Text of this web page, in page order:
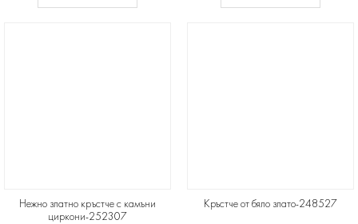
Нежно златно кръстче с камъни
циркони-252307
Кръстче от бяло злато-248527